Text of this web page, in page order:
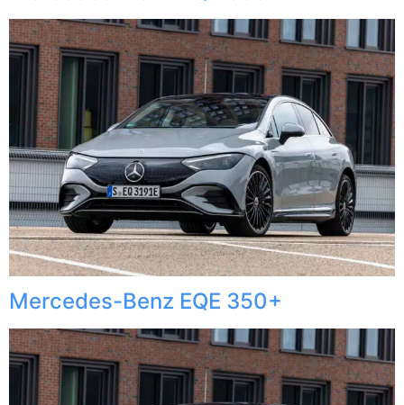
Mercedes-Benz EQE 350+